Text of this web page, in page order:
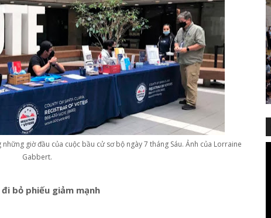
giờ đầu của cuộc bầu cử sơ bộ ngày 7 tháng Sáu. Ảnh của Lorraine
Gabbert.
bỏ phiếu giảm mạnh